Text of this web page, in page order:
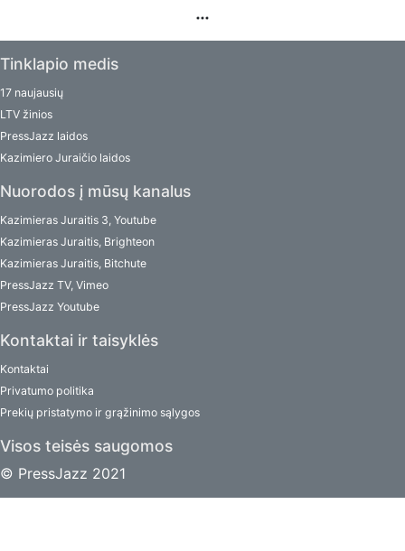
Tinklapio medis
17 naujausių
LTV žinios
PressJazz laidos
Kazimiero Juraičio laidos
Nuorodos į mūsų kanalus
Kazimieras Juraitis 3, Youtube
Kazimieras Juraitis, Brighteon
Kazimieras Juraitis, Bitchute
PressJazz TV, Vimeo
PressJazz Youtube
Kontaktai ir taisyklės
Kontaktai
Privatumo politika
Prekių pristatymo ir grąžinimo sąlygos
Visos teisės saugomos
© PressJazz 2021